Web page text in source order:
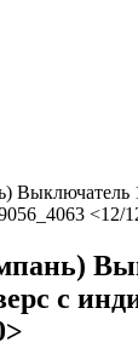
<12/
с